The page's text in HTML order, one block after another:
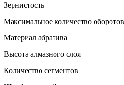
Зернистость
Максимальное количество оборотов
Материал абразива
Высота алмазного слоя
Количество сегментов